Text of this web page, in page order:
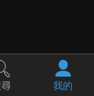
我的